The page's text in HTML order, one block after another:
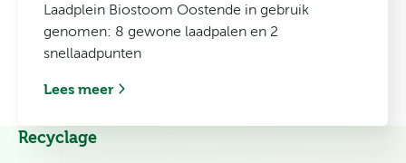
Laadplein Biostoom Oostende in gebruik
genomen: 8 gewone laadpalen en 2
snellaadpunten
Lees meer
Recyclage